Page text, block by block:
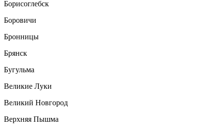
Борисоглебск
Боровичи
Бронницы
Брянск
Бугульма
Великие Луки
Великий Новгород
Верхняя Пышма